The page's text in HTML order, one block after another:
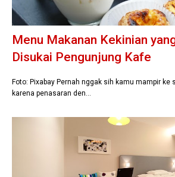
Menu Makanan Kekinian
Disukai Pengunjung Kafe
Foto: Pixabay Pernah nggak sih kamu mampir ke
karena penasaran den…